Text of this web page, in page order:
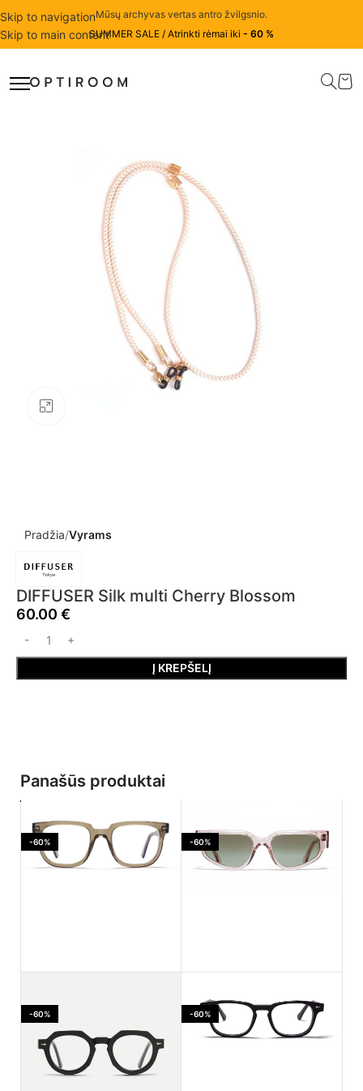
Skip to navigation
Skip to main content
Mūsų archyvas vertas antro žvilgsnio.
SUMMER SALE / Atrinkti rėmai iki - 60 %
Pradžia Vyrams
DIFFUSER Silk multi Cherry Blossom
60.00 €
Į KREPŠELĮ
Panašūs produktai
-60%
light
425.00€ 170.00€
-60%
Dustlight
455.00€ 182.00€
-60% -60%